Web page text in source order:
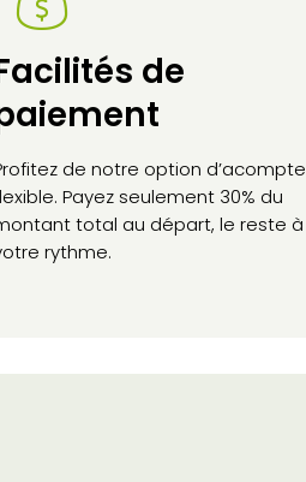
de
de notre option d’acompte
Payez seulement 30% du
total au départ, le reste à
rythme.